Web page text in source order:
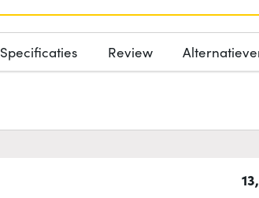
Specificaties Review